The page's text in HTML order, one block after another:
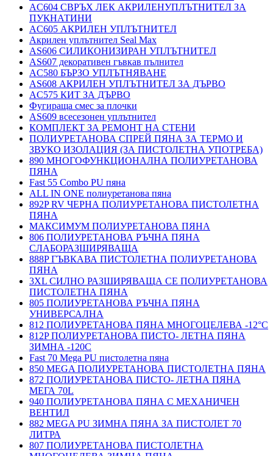
AC604 СВРЪХ ЛЕК АКРИЛЕНУПЛЪТНИТЕЛ ЗА
ПУКНАТИНИ
AC605 АКРИЛЕН УПЛЪТНИТЕЛ
Акрилен уплътнител Seal Max
AS606 СИЛИКОНИЗИРАН УПЛЪТНИТЕЛ
AS607 декоративен гъвкав пълнител
AC580 БЪРЗО УПЛЪТНЯВАНЕ
AS608 АКРИЛЕН УПЛЪТНИТЕЛ ЗА ДЪРВО
AC575 КИТ ЗА ДЪРВО
Фугираща смес за плочки
AS609 всесезонен уплътнител
КОМПЛЕКТ ЗА РЕМОНТ НА СТЕНИ
ПОЛИУРЕТАНОВА СПРЕЙ ПЯНА ЗА ТЕРМО И
ЗВУКО ИЗОЛАЦИЯ (ЗА ПИСТОЛЕТНА УПОТРЕБА)
890 МНОГОФУНКЦИОНАЛНА ПОЛИУРЕТАНОВА
ПЯНА
Fast 55 Combo PU пяна
ALL IN ONE полиуретанова пяна
892P RV ЧЕРНА ПОЛИУРЕТАНОВА ПИСТОЛЕТНА
ПЯНА
МАКСИМУМ ПОЛИУРЕТАНОВА ПЯНА
806 ПОЛИУРЕТАНОВА РЪЧНА ПЯНА
СЛАБОРАЗШИРЯВАЩА
888P ГЪВКАВА ПИСТОЛЕТНА ПОЛИУРЕТАНОВА
ПЯНА
3XL СИЛНО РАЗШИРЯВАЩА СЕ ПОЛИУРЕТАНОВА
ПИСТОЛЕТНА ПЯНА
805 ПОЛИУРЕТАНОВА РЪЧНА ПЯНА
УНИВЕРСАЛНА
812 ПОЛИУРЕТАНОВА ПЯНА МНОГОЦЕЛЕВА -12°C
812P ПОЛИУРЕТАНОВА ПИСТО- ЛЕТНА ПЯНА
ЗИМНА -120С
Fast 70 Mega PU пистолетна пяна
850 MEGA ПОЛИУРЕТАНОВА ПИСТОЛЕТНА ПЯНА
872 ПОЛИУРЕТАНОВА ПИСТО- ЛЕТНА ПЯНА
МЕГА 70L
940 ПОЛИУРЕТАНОВА ПЯНА С МЕХАНИЧЕН
ВЕНТИЛ
882 MEGA PU ЗИМНА ПЯНА ЗА ПИСТОЛЕТ 70
ЛИТРА
807 ПОЛИУРЕТАНОВА ПИСТОЛЕТНА